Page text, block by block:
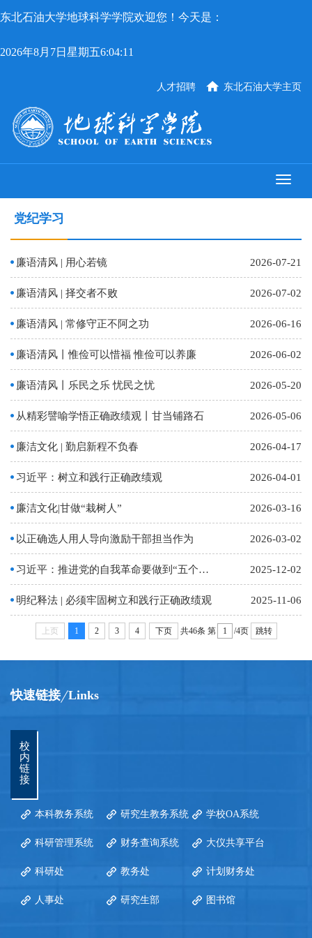
东北石油大学地球科学学院欢迎您！今天是：
2026年8月7日星期五6:04:11
东北石油大学主页
人才招聘
党纪学习
廉语清风 | 用心若镜 2026-07-21
廉语清风 | 择交者不败 2026-07-02
廉语清风 | 常修守正不阿之功 2026-06-16
廉语清风丨惟俭可以惜福 惟俭可以养廉 2026-06-02
廉语清风丨乐民之乐 忧民之忧 2026-05-20
从精彩譬喻学悟正确政绩观丨甘当铺路石 2026-05-06
廉洁文化 | 勤启新程不负春 2026-04-17
习近平：树立和践行正确政绩观 2026-04-01
廉洁文化|甘做“栽树人” 2026-03-16
以正确选人用人导向激励干部担当作为 2026-03-02
习近平：推进党的自我革命要做到“五个进一步到位” 2025-12-02
明纪释法 | 必须牢固树立和践行正确政绩观 2025-11-06
上页 1 2 3 4 下页 共46条 第 /4页 跳转
快速链接 Links
校
内
链
接
本科教务系统 研究生教务系统 学校OA系统
科研管理系统 财务查询系统 大仪共享平台
科研处 教务处 计划财务处
人事处 研究生部 图书馆